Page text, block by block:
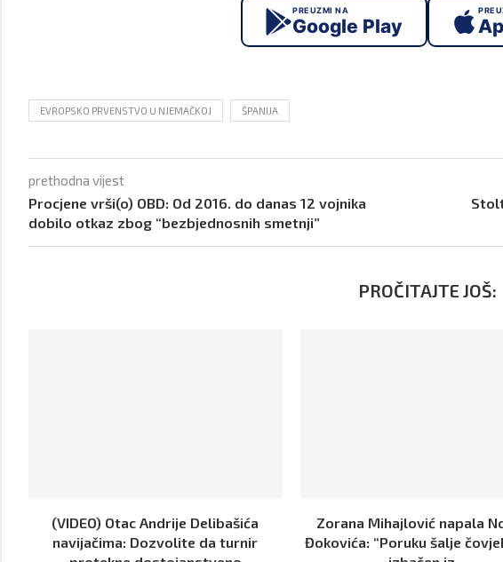
PREUZMI NA
Google Play
EVROPSKO PRVENSTVO U NJEMAČKOJ ŠPANIJA
prethodna vijest
Procjene vrši(o) OBD: Od 2016. do danas 12 vojnika
dobilo otkaz zbog “bezbjednosnih smetnji”
PROČITAJTE JOŠ:
(VIDEO) Otac Andrije Delibašića
navijačima: Dozvolite da turnir
Zorana Mihajlović napala
Đokovića: “Poruku šalje